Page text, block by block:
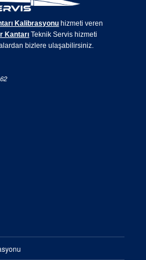
Kalibrasyonu hizmeti veren
Kantarı Teknik Servis hizmeti
bizlere ulaşabilirsiniz.